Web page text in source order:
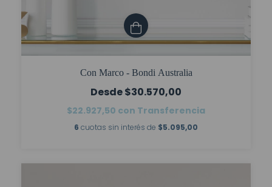
Con Marco - Bondi Australia
$30.570,00
$22.927,50 con Transferencia
6 cuotas sin interés de $5.095,00